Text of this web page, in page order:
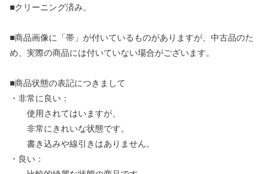
■クリーニング済み。
■商品画像に「帯」が付いているものがありますが、中古品のた
め、実際の商品には付いていない場合がございます。
■商品状態の表記につきまして
・非常に良い：
使用されてはいますが、
非常にきれいな状態です。
書き込みや線引きはありません。
・良い：